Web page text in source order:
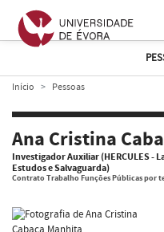
Início Pessoas
Ana Cristina
Investigador Auxiliar (HERCULES -
Estudos e Salvaguarda)
Contrato Trabalho Funções Públicas por